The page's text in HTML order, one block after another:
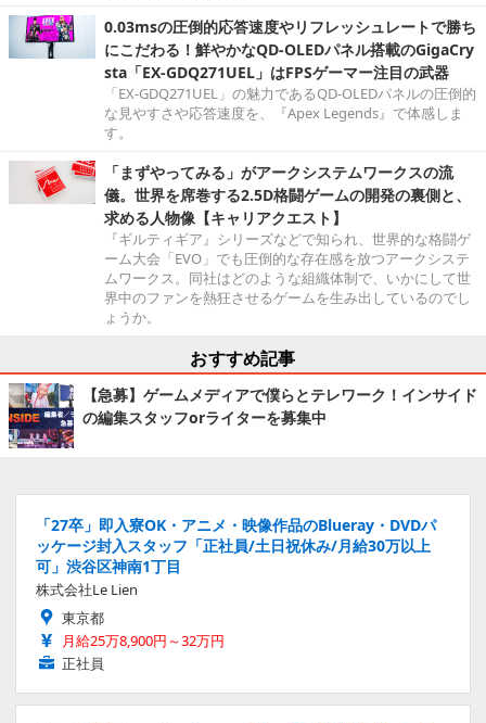
0.03msの圧倒的応答速度やリフレッシュレートで勝ち
にこだわる！鮮やかなQD-OLEDパネル搭載のGigaCry
sta「EX-GDQ271UEL」はFPSゲーマー注目の武器
「EX-GDQ271UEL」の魅力であるQD-OLEDパネルの圧倒的
な見やすさや応答速度を、『Apex Legends』で体感しま
す。
「まずやってみる」がアークシステムワークスの流
儀。世界を席巻する2.5D格闘ゲームの開発の裏側と、
求める人物像【キャリアクエスト】
『ギルティギア』シリーズなどで知られ、世界的な格闘ゲ
ーム大会「EVO」でも圧倒的な存在感を放つアークシステ
ムワークス。同社はどのような組織体制で、いかにして世
界中のファンを熱狂させるゲームを生み出しているのでし
ょうか。
おすすめ記事
【急募】ゲームメディアで僕らとテレワーク！インサイド
の編集スタッフorライターを募集中
「27卒」即入寮OK・アニメ・映像作品のBlueray・DVDパ
ッケージ封入スタッフ「正社員/土日祝休み/月給30万以上
可」渋谷区神南1丁目
株式会社Le Lien
東京都
月給25万8,900円～32万円
正社員